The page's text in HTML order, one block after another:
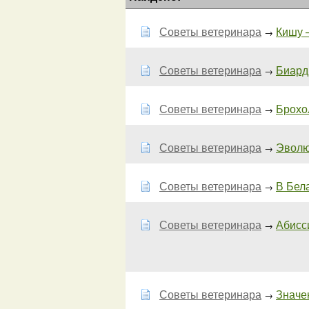
Советы ветеринара → Кишу
Советы ветеринара →
Советы ветеринара →
Советы ветеринара →
Советы ветеринара → В
Советы ветеринара →
Советы ветеринара →